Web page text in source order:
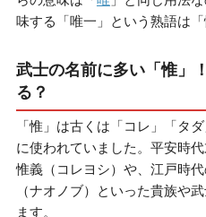
味する「唯一」という熟語は「
武士の名前に多い「惟」
る？
「惟」は古くは「コレ」「タ
に使われていました。平安時
惟義（コレヨシ）や、江戸時
（ナオノブ）といった貴族や
ます。